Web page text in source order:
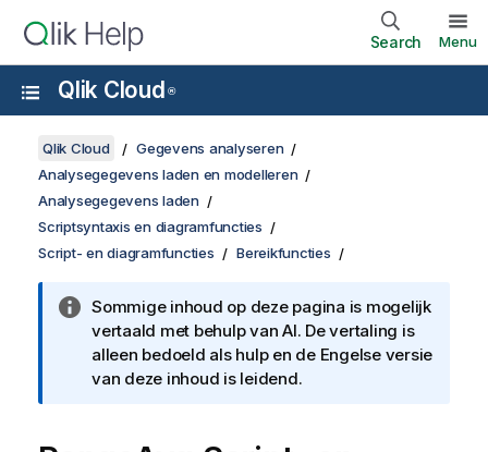
Search Menu
Qlik Cloud ®
Qlik Cloud
Gegevens analyseren
Analysegegevens laden en modelleren
Analysegegevens laden
Scriptsyntaxis en diagramfuncties
Script- en diagramfuncties
Bereikfuncties
Sommige inhoud op deze pagina is mogelijk
vertaald met behulp van AI. De vertaling is
alleen bedoeld als hulp en de Engelse versie
van deze inhoud is leidend.